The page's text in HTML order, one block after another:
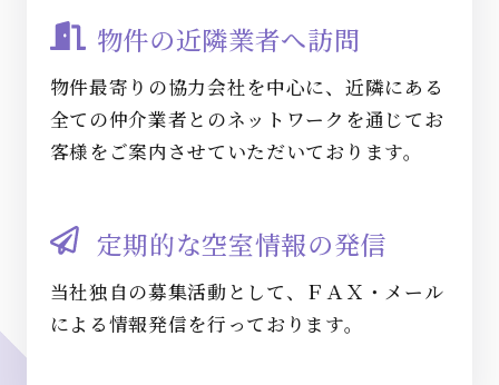
物件の近隣業者へ訪問
物件最寄りの協力会社を中心に、近隣にある
全ての仲介業者とのネットワークを通じてお
客様をご案内させていただいております。
定期的な空室情報の発信
当社独自の募集活動として、ＦＡＸ・メール
による情報発信を行っております。